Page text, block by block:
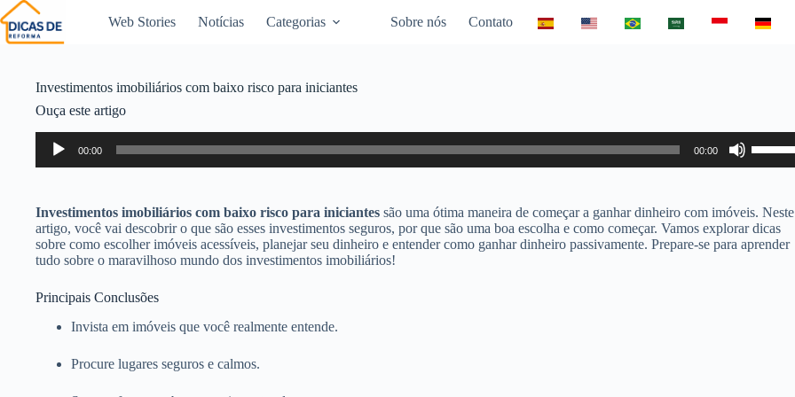
Web Stories Notícias Categorias Sobre nós Contato
Investimentos imobiliários com baixo risco para iniciantes
Ouça este artigo
Tocador
áudio
00:00 00:00
as
setas
ou
para
baixo
Investimentos imobiliários com baixo risco para iniciantes são uma ótima maneira de começar a ganhar dinheiro com imóveis. Neste
artigo, você vai descobrir o que são esses investimentos seguros, por que são uma boa escolha e como começar. Vamos explorar dicas
sobre como escolher imóveis acessíveis, planejar seu dinheiro e entender como ganhar dinheiro passivamente. Prepare-se para aprender
tudo sobre o maravilhoso mundo dos investimentos imobiliários!
Principais Conclusões
Invista em imóveis que você realmente entende.
Procure lugares seguros e calmos.